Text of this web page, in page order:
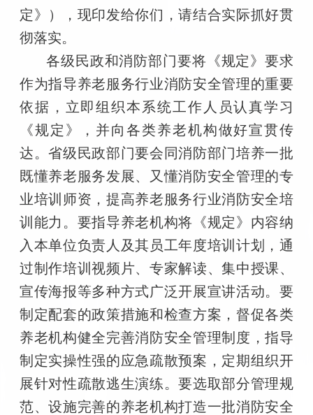
定》），现印发给你们，请结合实际抓好贯
彻落实。
各级民政和消防部门要将《规定》要求
作为指导养老服务行业消防安全管理的重要
依据，立即组织本系统工作人员认真学习
《规定》，并向各类养老机构做好宣贯传
达。省级民政部门要会同消防部门培养一批
既懂养老服务发展、又懂消防安全管理的专
业培训师资，提高养老服务行业消防安全培
训能力。要指导养老机构将《规定》内容纳
入本单位负责人及其员工年度培训计划，通
过制作培训视频片、专家解读、集中授课、
宣传海报等多种方式广泛开展宣讲活动。要
制定配套的政策措施和检查方案，督促各类
养老机构健全完善消防安全管理制度，指导
制定实操性强的应急疏散预案，定期组织开
展针对性疏散逃生演练。要选取部分管理规
范、设施完善的养老机构打造一批消防安全